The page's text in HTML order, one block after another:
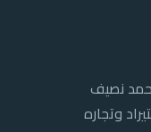
الحاج ( احمد نصيف
وتجاره